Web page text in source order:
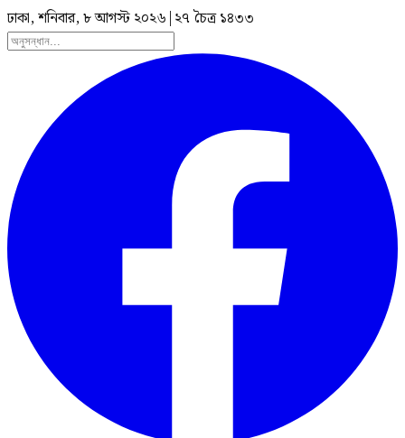
ঢাকা, শনিবার, ৮ আগস্ট ২০২৬ | ২৭ চৈত্র ১৪৩৩